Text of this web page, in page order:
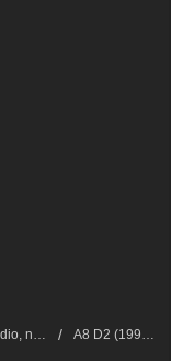
Car Audio, nawigacja, CB radio A8 D2 (1994 - 2002)